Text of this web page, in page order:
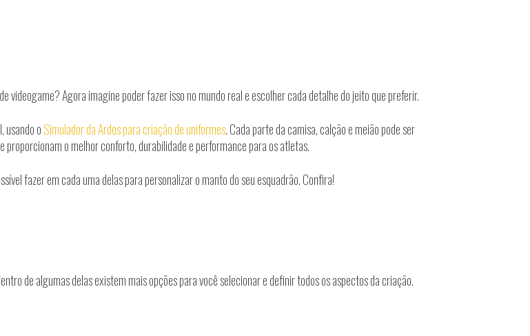
videogame? Agora imagine poder fazer isso no mundo real e escolher cada detalhe do jeito que preferir.
usando oSimulador da Ardos para criação de uniformes. Cada parte da camisa, calção e meião pode ser
o melhor conforto, durabilidade e performance para os atletas.
fazer em cada uma delas para personalizar o manto do seu esquadrão. Confira!
de algumas delas existem mais opções para você selecionar e definir todos os aspectos da criação.